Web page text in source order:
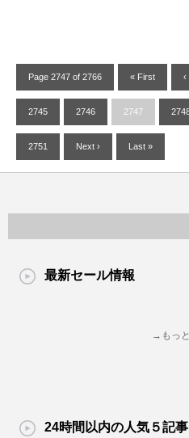
Page 2747 of 2766 « First
2745 2746 2747
2751 Next › Last »
最新セール情報
→もっ
24時間以内の人気５記事